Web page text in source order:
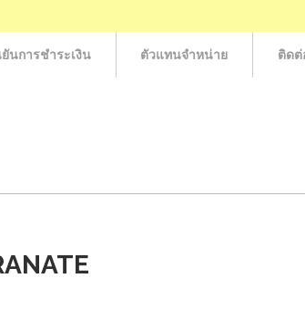
นการชำระเงิน ตัวแทนจำหน่าย ติดต่